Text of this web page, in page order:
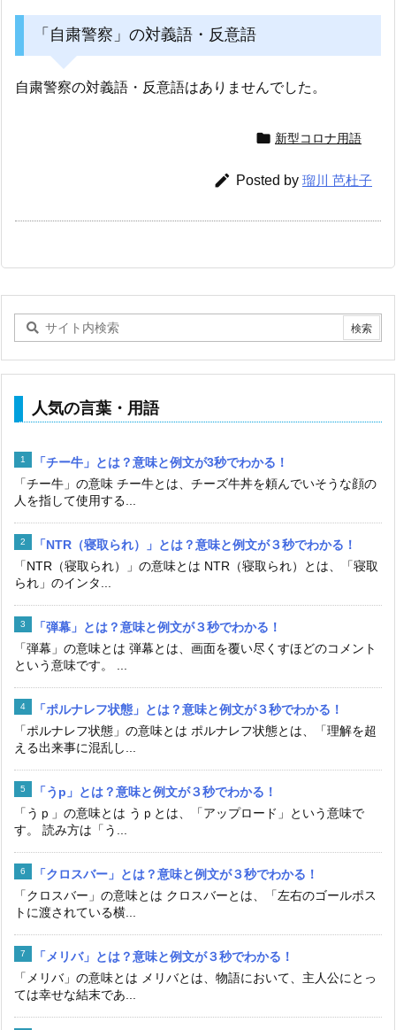
「自粛警察」の対義語・反意語
自粛警察の対義語・反意語はありませんでした。
 新型コロナ用語
 Posted by 瑠川 芭杜子
人気の言葉・用語
「チー牛」とは？意味と例文が3秒でわかる！
「チー牛」の意味 チー牛とは、チーズ牛丼を頼んでいそうな顔の
人を指して使用する...
「NTR（寝取られ）」とは？意味と例文が３秒でわかる！
「NTR（寝取られ）」の意味とは NTR（寝取られ）とは、「寝取
られ」のインタ...
「弾幕」とは？意味と例文が３秒でわかる！
「弾幕」の意味とは 弾幕とは、画面を覆い尽くすほどのコメント
という意味です。 ...
「ポルナレフ状態」とは？意味と例文が３秒でわかる！
「ポルナレフ状態」の意味とは ポルナレフ状態とは、「理解を超
える出来事に混乱し...
「うp」とは？意味と例文が３秒でわかる！
「うｐ」の意味とは うｐとは、「アップロード」という意味で
す。 読み方は「う...
「クロスバー」とは？意味と例文が３秒でわかる！
「クロスバー」の意味とは クロスバーとは、「左右のゴールポス
トに渡されている横...
「メリバ」とは？意味と例文が３秒でわかる！
「メリバ」の意味とは メリバとは、物語において、主人公にとっ
ては幸せな結末であ...